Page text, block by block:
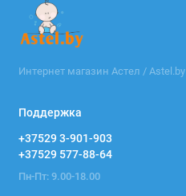
Интернет магазин Астел / Astel.by
Поддержка
+37529 3-901-903
+37529 577-88-64
Пн-Пт: 9.00-18.00